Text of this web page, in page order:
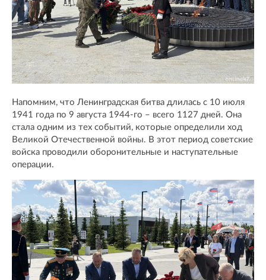
Напомним, что Ленинградская битва длилась с 10 июля
1941 года по 9 августа 1944-го – всего 1127 дней. Она
стала одним из тех событий, которые определили ход
Великой Отечественной войны. В этот период советские
войска проводили оборонительные и наступательные
операции.